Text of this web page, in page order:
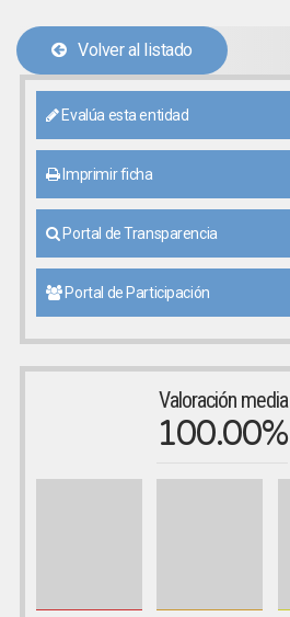
Volver al listado
Evalúa esta entidad
Imprimir ficha
Portal de Transparencia
Portal de Participación
Valoración media
100.00%